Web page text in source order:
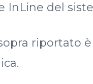
InLine del
riportato